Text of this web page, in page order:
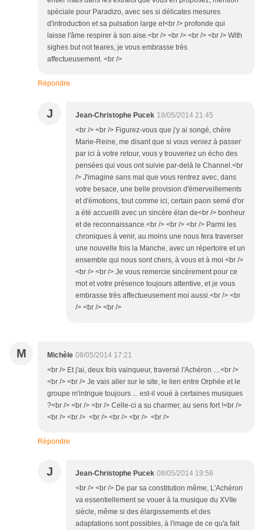
spéciale pour Paradizo, avec ses si délicates mesures
d'introduction et sa pulsation large et<br /> profonde qui
laisse l'âme respirer à son aise.<br /> <br /> <br /> <br /> With
sighes but not teares, je vous embrasse très
affectueusement. <br />
Répondre
J Jean-Christophe Pucek 18/05/2014 21:45
<br /> <br /> Figurez-vous que j'y ai songé, chère
Marie-Reine, me disant que si vous veniez à passer
par ici à votre retour, vous y trouveriez un écho des
pensées qui vous ont suivie par-delà le Channel.<br
/> J'imagine sans mal que vous rentrez avec, dans
votre besace, une belle provision d'émerveillements
et d'émotions, tout comme ici, certain paon semé d'or
a été accueilli avec un sincère élan de<br /> bonheur
et de reconnaissance.<br /> <br /> <br /> Parmi les
chroniques à venir, au moins une nous fera traverser
une nouvelle fois la Manche, avec un répertoire et un
ensemble qui nous sont chers, à vous et à moi <br />
<br /> <br /> Je vous remercie sincèrement pour ce
mot et votre présence toujours attentive, et je vous
embrasse très affectueusement moi aussi.<br /> <br
/> <br /> <br />
M Michèle 08/05/2014 17:21
<br /> Et j'ai, deux fois vainqueur, traversé l'Achéron ....<br />
<br /> <br /> Je vais aller sur le site, le lien entre Orphée et le
groupe m'intrigue toujours ... est-il voué à certaines musiques
?<br /> <br /> <br /> Celle-ci a su charmer, au sens fort !<br />
<br /> <br /> <br /> <br /> <br /> <br />
Répondre
J Jean-Christophe Pucek 08/05/2014 19:56
<br /> <br /> De par sa constitution même, L'Achéron
va essentiellement se vouer à la musique du XVIIe
siècle, même si des élargissements et des
adaptations sont possibles, à l'image de ce qu'a fait